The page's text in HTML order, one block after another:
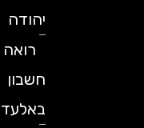
יהודה
רואה
חשבון
באלעד